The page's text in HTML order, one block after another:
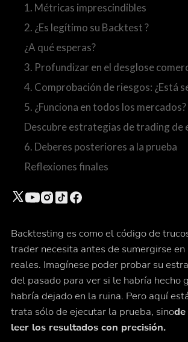
Backtesting es como el código de
trader necesita antes de sumergirse en
reales. Imagínese poder probar su
del pasado para ver si le habría hecho
habría dejado en la ruina. Pero aquí
trata sólo de ejecutar la prueba, sino
leer los resultados con precisión.
1. Métricas imprescindibles
2. ¿Es legítimo su Backtest ?
¿A qué esperas?
3. Profundizar en el desglose
4. Comprobación de riesgos: ¿Está
5. ¿Funciona en todos los mercados?
Descubre estrategias de trading de
6. Deberes posteriores a la prueba
Reflexiones finales